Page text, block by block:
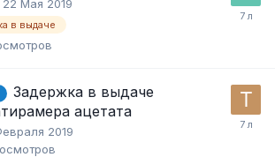
22 Мая 2019
в выдаче
Задержка в выдаче
ацетата
2019